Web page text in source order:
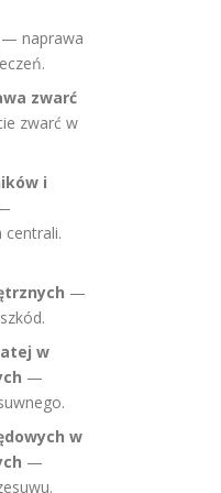
— naprawa
zwarć
zwarć w
i
centrali.
—
w
—
w
—